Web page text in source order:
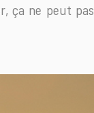
ça ne peut pas